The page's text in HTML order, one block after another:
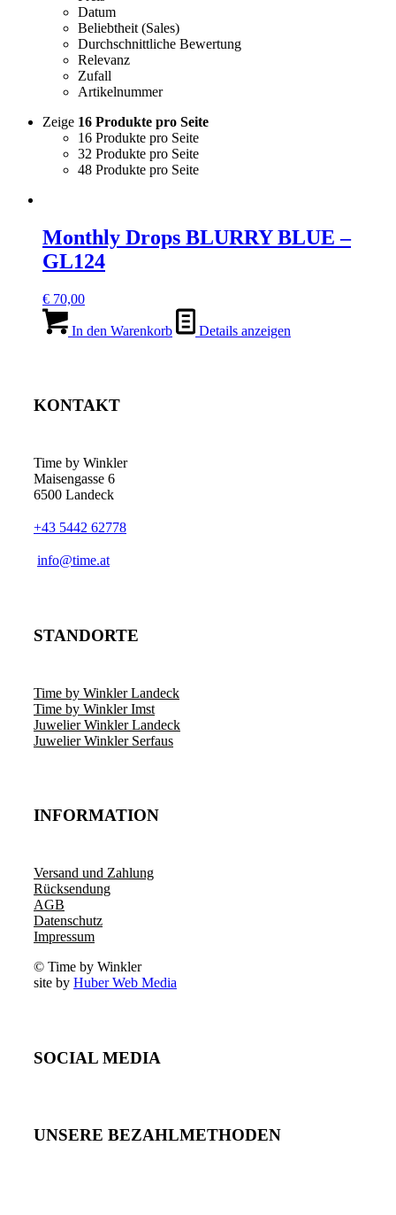
Datum
Beliebtheit (Sales)
Durchschnittliche Bewertung
Relevanz
Zufall
Artikelnummer
Zeige 16 Produkte pro Seite
16 Produkte pro Seite
32 Produkte pro Seite
48 Produkte pro Seite
Monthly Drops BLURRY BLUE –
GL124
€ 70,00
In den Warenkorb Details anzeigen
KONTAKT
Time by Winkler
Maisengasse 6
6500 Landeck
+43 5442 62778
­info@time.at
STANDORTE
Time by Winkler Landeck
Time by Winkler Imst
Juwelier Winkler Landeck
Juwelier Winkler Serfaus
INFORMATION
Versand und Zahlung
Rücksendung
AGB
Datenschutz
Impressum
© Time by Winkler
site by Huber Web Media
SOCIAL MEDIA
UNSERE BEZAHLMETHODEN